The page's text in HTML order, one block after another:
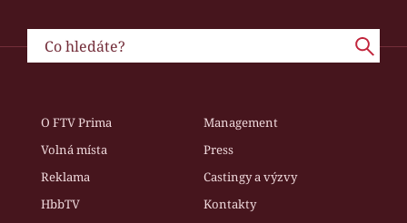
O FTV Prima
Management
Volná místa
Press
Reklama
Castingy a výzvy
HbbTV
Kontakty